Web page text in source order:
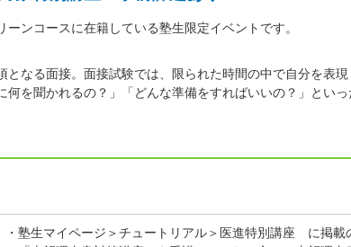
ンコースに在籍している塾生限定イベントです。
となる面接。面接試験では、限られた時間の中で自分を表
何を聞かれるの？」「どんな準備をすればいいの？」とい
・塾生マイページ＞チュートリアル＞医進特別講座 に掲載